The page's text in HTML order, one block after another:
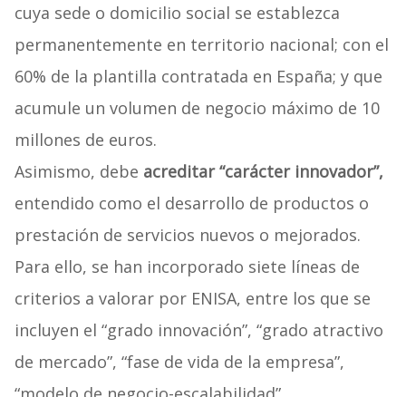
cuya sede o domicilio social se establezca
permanentemente en territorio nacional; con el
60% de la plantilla contratada en España; y que
acumule un volumen de negocio máximo de 10
millones de euros.
Asimismo, debe acreditar “carácter innovador”,
entendido como el desarrollo de productos o
prestación de servicios nuevos o mejorados.
Para ello, se han incorporado siete líneas de
criterios a valorar por ENISA, entre los que se
incluyen el “grado innovación”, “grado atractivo
de mercado”, “fase de vida de la empresa”,